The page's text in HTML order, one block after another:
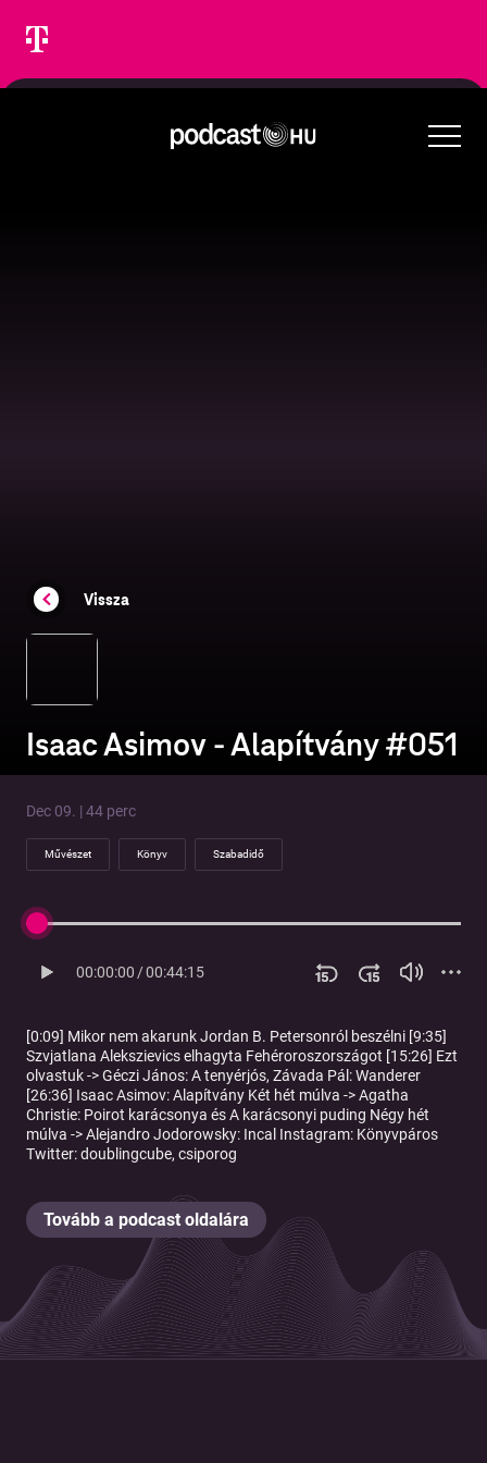
Vissza
Isaac Asimov - Alapítvány #051
Dec 09. | 44 perc
Művészet Könyv Szabadidő
00:00:00/00:44:15
[0:09] Mikor nem akarunk Jordan B. Petersonról beszélni [9:35]
Szvjatlana Alekszievics elhagyta Fehéroroszországot [15:26] Ezt
olvastuk -> Géczi János: A tenyérjós, Závada Pál: Wanderer
[26:36] Isaac Asimov: Alapítvány Két hét múlva -> Agatha
Christie: Poirot karácsonya és A karácsonyi puding Négy hét
múlva -> Alejandro Jodorowsky: Incal Instagram: Könyvpáros
Twitter: doublingcube, csiporog
Tovább a podcast oldalára